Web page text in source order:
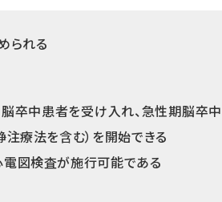
られる
卒中患者を受け入れ、急性期脳卒中
療法を含む）を開始できる
図検査が施行可能である